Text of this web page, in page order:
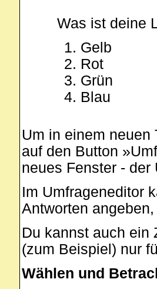
Was ist deine
Gelb
Rot
Grün
Blau
Um in einem
auf den Button
neues Fenster - der
Im Umfrageneditor
Antworten
Du kannst auch ein
(zum Beispiel) nur
Wählen und